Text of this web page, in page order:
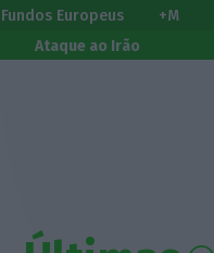
Fundos Europeus +M
Ataque ao Irão